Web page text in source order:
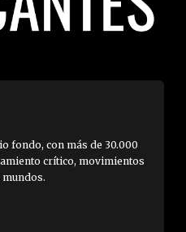
fondo, con más de 30.000
crítico, movimientos